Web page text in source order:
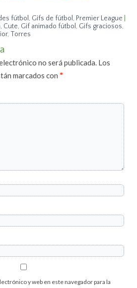
fútbol, Gifs de fútbol, Premier League
, Cute, Gif animado fútbol, Gifs graciosos,
, Torres
no será publicada. Los
marcados con*
y web en este navegador para la